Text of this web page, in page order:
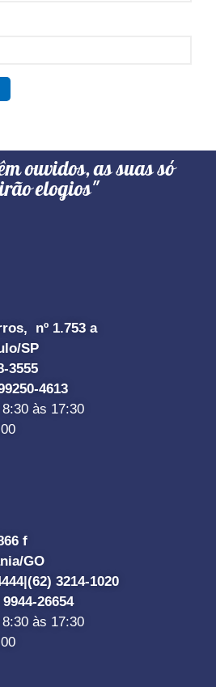
ouvidos, as suas só
elogios"
nº 1.753 a
SP
3555
4613
às 17:30
f
GO
(62) 3214-1020
26654
às 17:30